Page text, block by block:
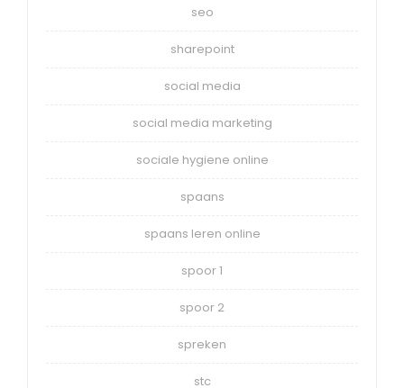
seo
sharepoint
social media
social media marketing
sociale hygiene online
spaans
spaans leren online
spoor 1
spoor 2
spreken
stc